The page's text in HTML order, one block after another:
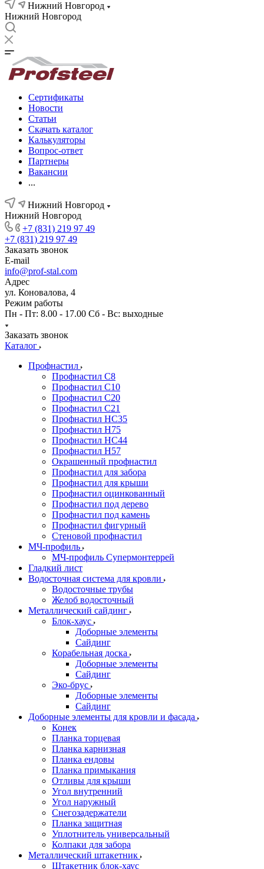
Нижний Новгород
Нижний Новгород
Сертификаты
Новости
Статьи
Скачать каталог
Калькуляторы
Вопрос-ответ
Партнеры
Вакансии
...
Нижний Новгород
Нижний Новгород
+7 (831) 219 97 49
+7 (831) 219 97 49
Заказать звонок
E-mail
info@prof-stal.com
Адрес
ул. Коновалова, 4
Режим работы
Пн - Пт: 8.00 - 17.00 Сб - Вс: выходные
Заказать звонок
Каталог
Профнастил
Профнастил С8
Профнастил С10
Профнастил С20
Профнастил С21
Профнастил НС35
Профнастил Н75
Профнастил HC44
Профнастил Н57
Окрашенный профнастил
Профнастил для забора
Профнастил для крыши
Профнастил оцинкованный
Профнастил под дерево
Профнастил под камень
Профнастил фигурный
Стеновой профнастил
МЧ-профиль
МЧ-профиль Супермонтеррей
Гладкий лист
Водосточная система для кровли
Водосточные трубы
Желоб водосточный
Металлический сайдинг
Блок-хаус
Доборные элементы
Сайдинг
Корабельная доска
Доборные элементы
Сайдинг
Эко-брус
Доборные элементы
Сайдинг
Доборные элементы для кровли и фасада
Конек
Планка торцевая
Планка карнизная
Планка ендовы
Планка примыкания
Отливы для крыши
Угол внутренний
Угол наружный
Снегозадержатели
Планка защитная
Уплотнитель универсальный
Колпаки для забора
Металлический штакетник
Штакетник блок-хаус